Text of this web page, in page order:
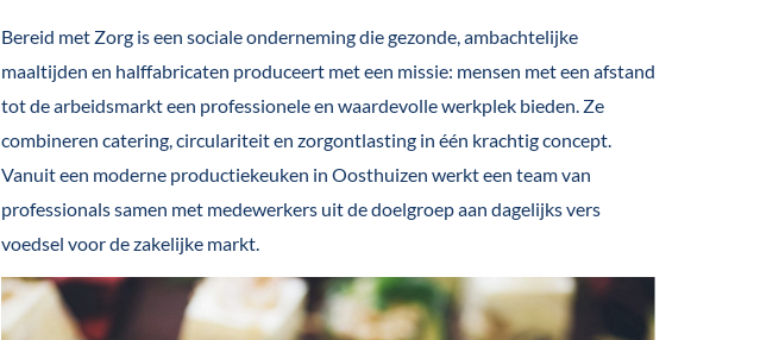
Bereid met Zorg is een sociale onderneming die gezonde, ambachtelijke
maaltijden en halffabricaten produceert met een missie: mensen met een afstand
tot de arbeidsmarkt een professionele en waardevolle werkplek bieden. Ze
combineren catering, circulariteit en zorgontlasting in één krachtig concept.
Vanuit een moderne productiekeuken in Oosthuizen werkt een team van
professionals samen met medewerkers uit de doelgroep aan dagelijks vers
voedsel voor de zakelijke markt.